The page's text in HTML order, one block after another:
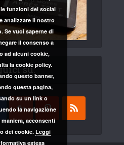
su:
funzioni dei social
analizzare il nostro
Se vuoi saperne di
il consenso a
ad alcuni cookie,
la cookie policy.
questo banner,
questa pagina,
su un link o
la navigazione
acconsenti
dei cookie. Leggi
estesa